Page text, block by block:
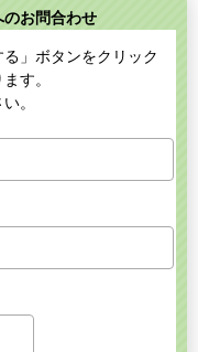
のお問合わせ
」ボタンをクリック
す。
。